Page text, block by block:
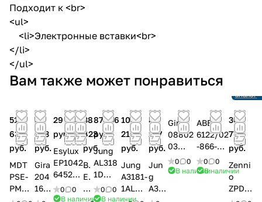
Подходит к <br>
<ul>
<li>Электронные вставки<br>
</li>
</ul>
Вам также может понравиться
51
639
руб.
MDT
PSE-
PMC0
6.01S
32
633
руб.
Gira
204
167
Дат
29 775
руб.
Esylux
EP1042
6452
Датчик
присут
0
0
В наличии
38
423
руб.
B.
E.
G.
92
87 156
руб.
Jung
AL318
1D
Станд
артны
0
0
В наличии
104
210
руб.
Jung
A3181-
1AL
Униве
81
237
руб.
Jun
g
A318
1MO
Gira
08802
03
Датчи
к
0
0
В наличии
ABB
6122/02
-866-
500
Датчик
0
0
В наличии
30
775
руб.
Zenni
o
ZPDW
0